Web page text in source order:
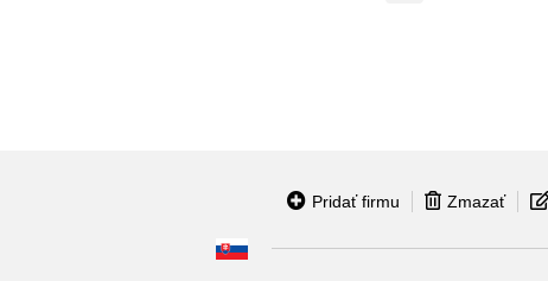
Pridať firmu Zmazať